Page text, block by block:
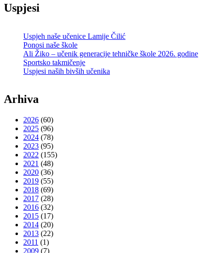
Uspjesi
Uspjeh naše učenice Lamije Čilić
Ponosi naše škole
Ali Žiko – učenik generacije tehničke škole 2026. godine
Sportsko takmičenje
Uspjesi naših bivših učenika
Arhiva
2026 (60)
2025 (96)
2024 (78)
2023 (95)
2022 (155)
2021 (48)
2020 (36)
2019 (55)
2018 (69)
2017 (28)
2016 (32)
2015 (17)
2014 (20)
2013 (22)
2011 (1)
2009 (7)